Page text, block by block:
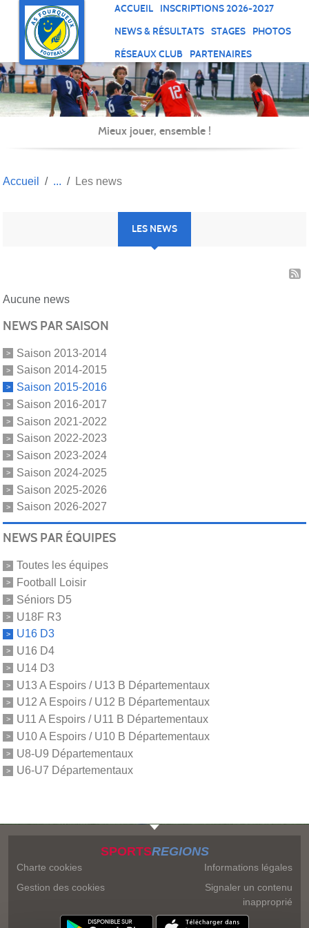
ACCUEIL
INSCRIPTIONS 2026-2027
NEWS & RÉSULTATS
STAGES
PHOTOS
RÉSEAUX CLUB
PARTENAIRES
Mieux jouer, ensemble !
Accueil Les news
LES NEWS
Aucune news
NEWS PAR SAISON
Saison 2013-2014
Saison 2014-2015
Saison 2015-2016
Saison 2016-2017
Saison 2021-2022
Saison 2022-2023
Saison 2023-2024
Saison 2024-2025
Saison 2025-2026
Saison 2026-2027
NEWS PAR ÉQUIPES
Toutes les équipes
Football Loisir
Séniors D5
U18F R3
U16 D3
U16 D4
U14 D3
U13 A Espoirs / U13 B Départementaux
U12 A Espoirs / U12 B Départementaux
U11 A Espoirs / U11 B Départementaux
U10 A Espoirs / U10 B Départementaux
U8-U9 Départementaux
U6-U7 Départementaux
SPORTSREGIONS
Charte cookies
Gestion des cookies
Informations légales
Signaler un contenu
inapproprié
Panneau de gestion des cookies